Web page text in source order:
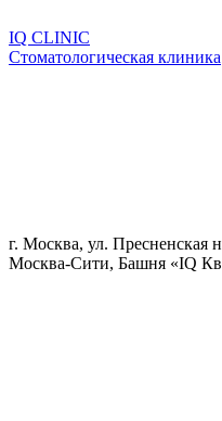
IQ CLINIC
Стоматологическая клиника
г. Москва, ул. Пресненская
Москва-Сити, Башня «IQ